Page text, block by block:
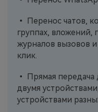
• Перенос чатов,
группах, вложений,
журналов вызовов
клик.
• Прямая
двумя
устройствами